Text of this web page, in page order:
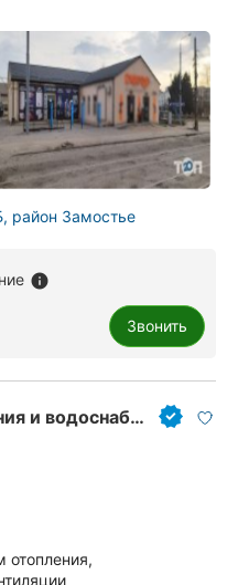
район Замостье
info
Звонить
ТеплоБУД, системы отопления и водоснабжения
отопления,